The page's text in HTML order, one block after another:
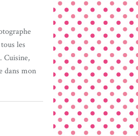
les
Cuisine,
dans mon